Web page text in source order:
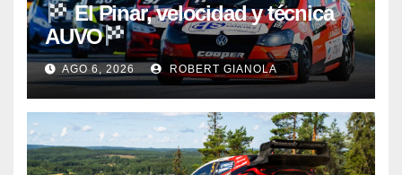
El Pinar, velocidad y técnica
AUVO
AGO 6, 2026 ROBERT GIANOLA